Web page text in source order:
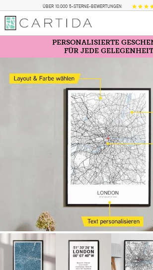
ÜBER 10.000 5-STERNE-BEWERTUNGEN
PERSONALISIERTE
FÜR JEDE GELEGENHEIT